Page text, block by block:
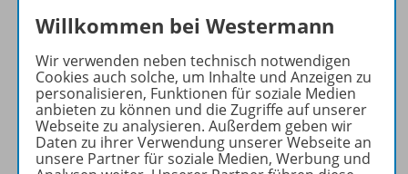
Arbeitsheftmit
Willkommen bei Westermann
Wir verwenden neben technisch notwendigen
Cookies auch solche, um Inhalte und Anzeigen zu
personalisieren, Funktionen für soziale Medien
anbieten zu können und die Zugriffe auf unserer
Webseite zu analysieren. Außerdem geben wir
Daten zu ihrer Verwendung unserer Webseite an
unsere Partner für soziale Medien, Werbung und